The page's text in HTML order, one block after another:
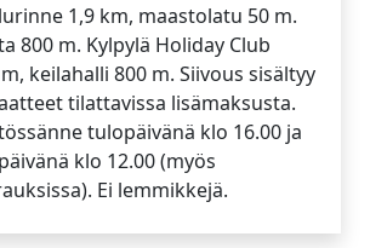
1,9 km, maastolatu 50 m.
800 m. Kylpylä Holiday Club
keilahalli 800 m. Siivous sisältyy
tilattavissa lisämaksusta.
tulopäivänä klo 16.00 ja
klo 12.00 (myös
Ei lemmikkejä.